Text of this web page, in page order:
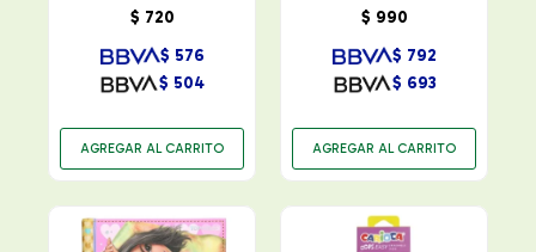
$ 720
$ 504
$ 576
$ 990
$ 693
$ 792